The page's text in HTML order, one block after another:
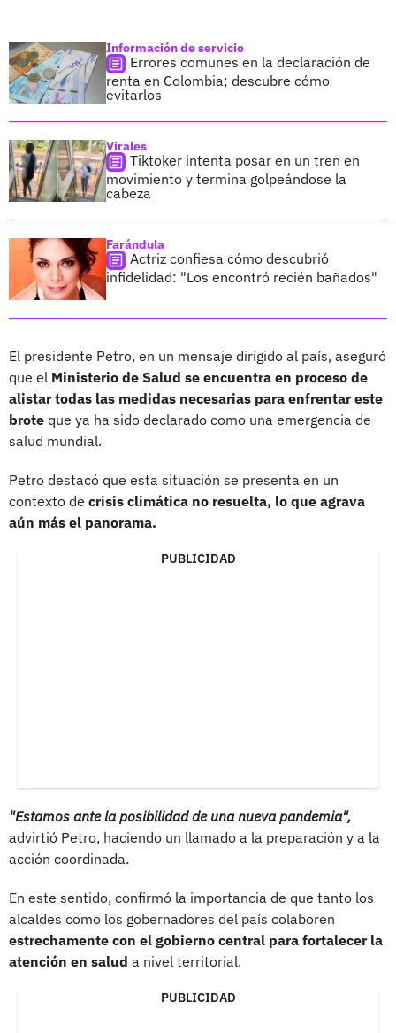
Información de servicio
Errores comunes en la declaración de
renta en Colombia; descubre cómo
evitarlos
Virales
Tiktoker intenta posar en un tren en
movimiento y termina golpeándose la
cabeza
Farándula
Actriz confiesa cómo descubrió
infidelidad: "Los encontró recién bañados"
El presidente Petro, en un mensaje dirigido al país, aseguró
que el Ministerio de Salud se encuentra en proceso de
alistar todas las medidas necesarias para enfrentar este
brote que ya ha sido declarado como una emergencia de
salud mundial.
Petro destacó que esta situación se presenta en un
contexto de crisis climática no resuelta, lo que agrava
aún más el panorama.
PUBLICIDAD
"Estamos ante la posibilidad de una nueva pandemia",
advirtió Petro, haciendo un llamado a la preparación y a la
acción coordinada.
En este sentido, confirmó la importancia de que tanto los
alcaldes como los gobernadores del país colaboren
estrechamente con el gobierno central para fortalecer la
atención en salud a nivel territorial.
PUBLICIDAD